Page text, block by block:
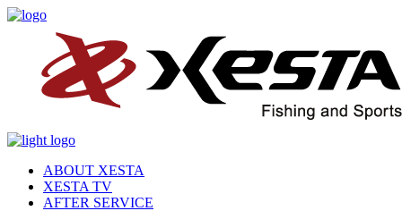
ABOUT XESTA
XESTA TV
AFTER SERVICE